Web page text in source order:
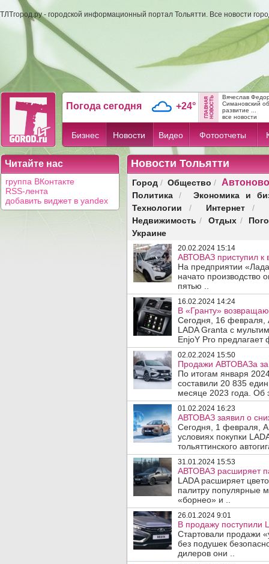
ТЛТгород.ру - городской информационный портал Тольятти. Все новости
Погода сегодня +24°
Вячеслав
Симановский
развитие ...
все новости
Бизнес Новости Видео Фотоотчеты
Читайте нас
группа ВКонтакте
RSS-лента
добавить виджет в yandex
Новости Тольятти
Город / Общество /
Политика /
Экономика и
Технологии / Интернет/
Недвижимость / Отдых /
Украине
20.02.2024 15:14
АВТОВАЗ приступил к
На предприятии
начато производство
пятью ..
16.02.2024 14:24
В «Гранту»
Сегодня, 16 февраля,
LADA Granta с
EnjoY Pro предлагает
02.02.2024 15:50
Продажи АВТОВАЗа за
По итогам января
составили 20 835
месяце 2023 года. Об
01.02.2024 16:23
АВТОВАЗ заявил о
Сегодня, 1 февраля,
условиях покупки
тольяттинского
31.01.2024 15:53
АВТОВАЗ расширяет
LADA расширяет
палитру популярные
«борнео» и ..
26.01.2024 9:01
В продажу поступили
Стартовали продажи
без подушек
дилеров они ..